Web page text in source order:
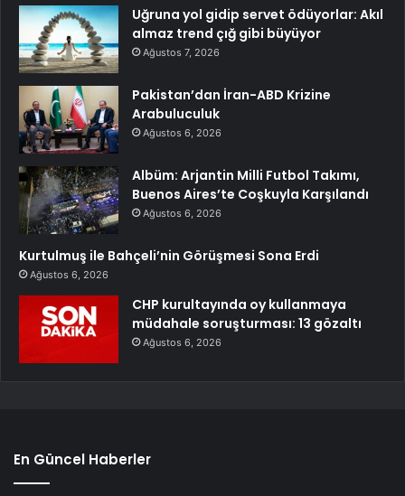
Uğruna yol gidip servet ödüyorlar: Akıl
almaz trend çığ gibi büyüyor
Ağustos 7, 2026
Pakistan’dan İran-ABD Krizine
Arabuluculuk
Ağustos 6, 2026
Albüm: Arjantin Milli Futbol Takımı,
Buenos Aires’te Coşkuyla Karşılandı
Ağustos 6, 2026
Kurtulmuş ile Bahçeli’nin Görüşmesi Sona Erdi
Ağustos 6, 2026
CHP kurultayında oy kullanmaya
müdahale soruşturması: 13 gözaltı
Ağustos 6, 2026
En Güncel Haberler